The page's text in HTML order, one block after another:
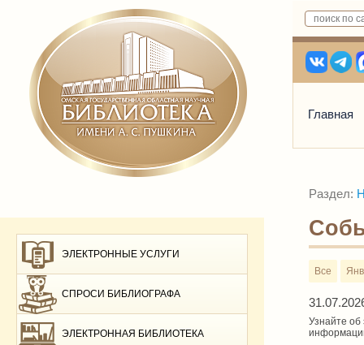
Главная
ЭЛЕКТРОННЫЕ УСЛУГИ
СПРОСИ БИБЛИОГРАФА
ЭЛЕКТРОННАЯ БИБЛИОТЕКА
Раздел:
Все
Узнайте об